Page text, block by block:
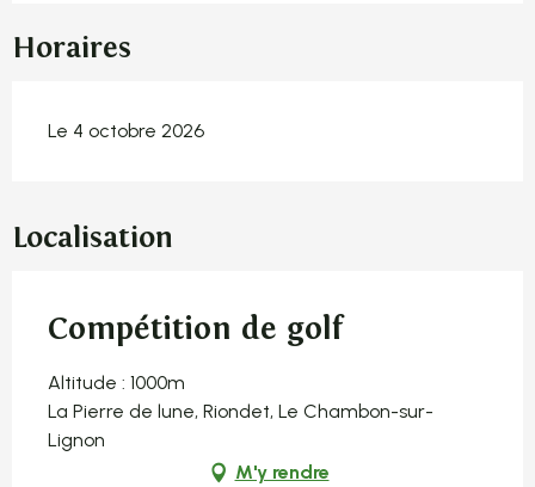
Horaires
Le 4 octobre 2026
Localisation
Compétition de golf
Altitude : 1000m
La Pierre de lune, Riondet, Le Chambon-sur-
Lignon
M'y rendre